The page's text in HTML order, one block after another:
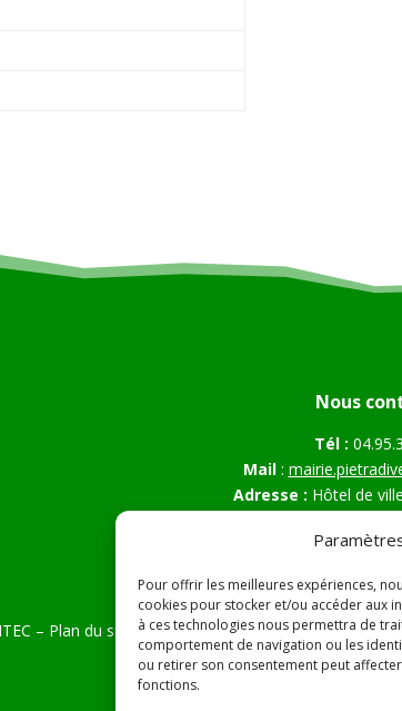
Pour offrir les meilleures expériences,
cookies pour stocker et/ou accéder aux
à ces technologies nous permettra de
comportement de navigation ou les
ou retirer son consentement peut
fonctions.
Nous
Tél :
Mail:
Adresse : Hôtel de
20230
– Plan du site – Mentions Légales